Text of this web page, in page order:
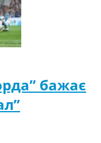
бажає